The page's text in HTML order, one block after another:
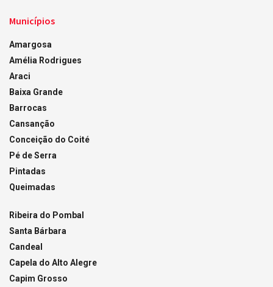
Municípios
Amargosa
Amélia Rodrigues
Araci
Baixa Grande
Barrocas
Cansanção
Conceição do Coité
Pé de Serra
Pintadas
Queimadas
Ribeira do Pombal
Santa Bárbara
Candeal
Capela do Alto Alegre
Capim Grosso